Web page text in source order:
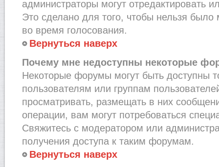
администраторы могут отредактировать
Это сделано для того, чтобы нельзя было
во время голосования.
Вернуться наверх
Почему мне недоступны некоторые
Некоторые форумы могут быть доступны
пользователям или группам
просматривать, размещать в них
операции, вам могут потребоваться
Свяжитесь с модератором или
получения доступа к таким форумам.
Вернуться наверх